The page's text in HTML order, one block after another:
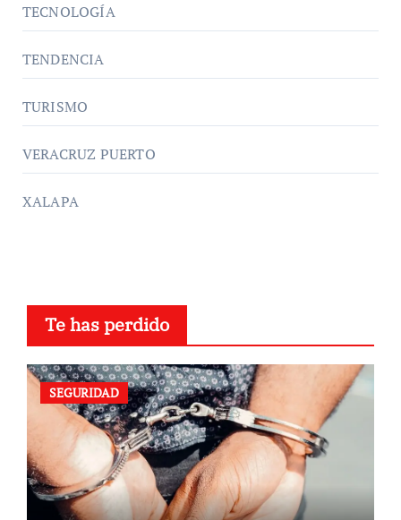
TECNOLOGÍA
TENDENCIA
TURISMO
VERACRUZ PUERTO
XALAPA
Te has perdido
SEGURIDAD